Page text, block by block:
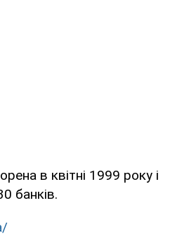
в квітні 1999 року і
банків.